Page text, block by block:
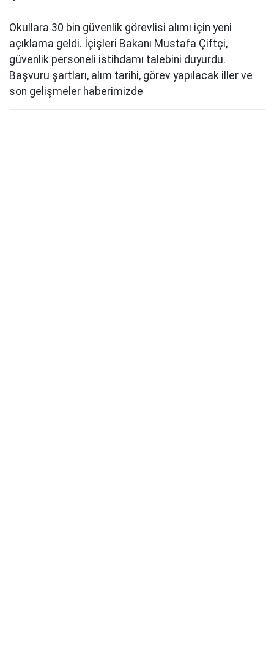
Okullara 30 bin güvenlik görevlisi alımı için yeni
açıklama geldi. İçişleri Bakanı Mustafa Çiftçi,
güvenlik personeli istihdamı talebini duyurdu.
Başvuru şartları, alım tarihi, görev yapılacak iller ve
son gelişmeler haberimizde